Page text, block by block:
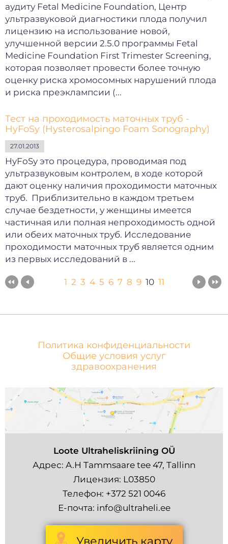
аудиту Fetal Medicine Foundation, Центр
ультразвуковой диагностики плода получил
лицензию на использование новой,
улучшенной версии 2.5.0 программы Fetal
Medicine Foundation First Trimester Screening,
которая позволяет провести более точную
оценку риска хромосомных нарушений плода
и риска преэклампсии (...
Тест на проходимость маточных труб -
HyFoSy (Hysterosalpingo Foam Sonography)
27.01.2013
HyFoSy это процедура, проводимая под
ультразвуковым контролем, в ходе которой
дают оценку наличия проходимости маточных
труб. Приблизительно в каждом третьем
случае бездетности, у женщины имеется
частичная или полная непроходимость одной
или обеих маточных труб. Исследование
проходимости маточных труб является одним
из первых исследований в ...
1 2 3 4 5 6 7 8 9 10 11
Политика конфиденциальности
Общие условия услуг
здравоохранения
Loote Ultraheliskriining OÜ
Адрес: A.H Tammsaare tee 47, Tallinn
Лицензия: L03850
Телефон: +372 521 0046
Е-почта: info@ultraheli.ee
Увеличить карту